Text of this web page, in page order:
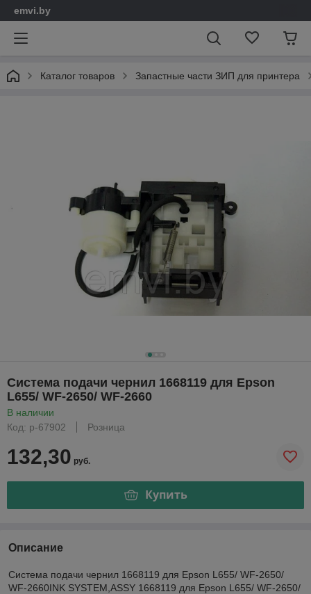
emvi.by
Каталог товаров Запастные части ЗИП для принтера
Система подачи чернил 1668119 для Epson
L655/ WF-2650/ WF-2660
В наличии
Код: р-67902
Розница
132,30 руб.
Купить
Описание
Система подачи чернил 1668119 для Epson L655/ WF-2650/
WF-2660INK SYSTEM,ASSY 1668119 для Epson L655/ WF-2650/